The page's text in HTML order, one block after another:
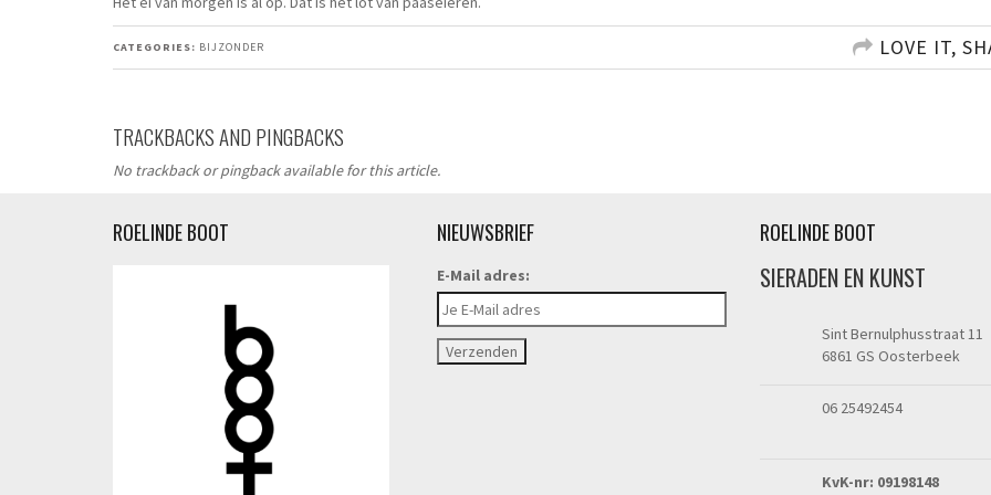
CATEGORIES: BIJZONDER LOVE IT,
TRACKBACKS AND PINGBACKS
No trackback or pingback available for this article.
ROELINDE BOOT NIEUWSBRIEF
E-Mail adres:
ROELINDE BOOT
SIERADEN EN KUNST
Sint Bernulphusstraat 11
6861 GS Oosterbeek
06 25492454
KvK-nr: 09198148